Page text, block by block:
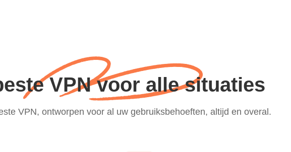
VPN voor alle situaties
VPN, ontworpen voor al uw gebruiksbehoeften, altijd en overal.